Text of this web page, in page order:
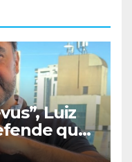
Luiz
que
nova